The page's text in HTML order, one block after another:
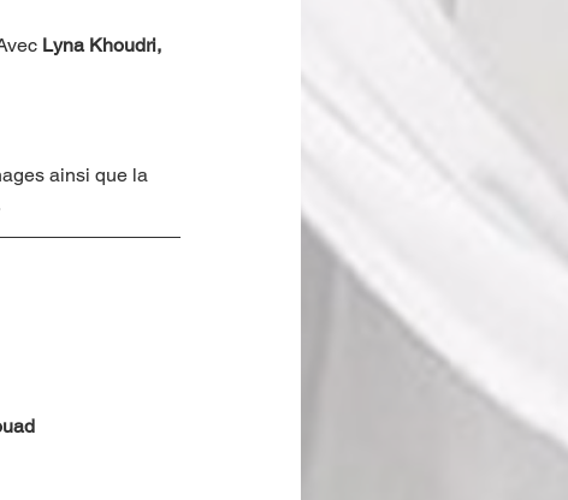
Lyna Khoudri,
ainsi que la